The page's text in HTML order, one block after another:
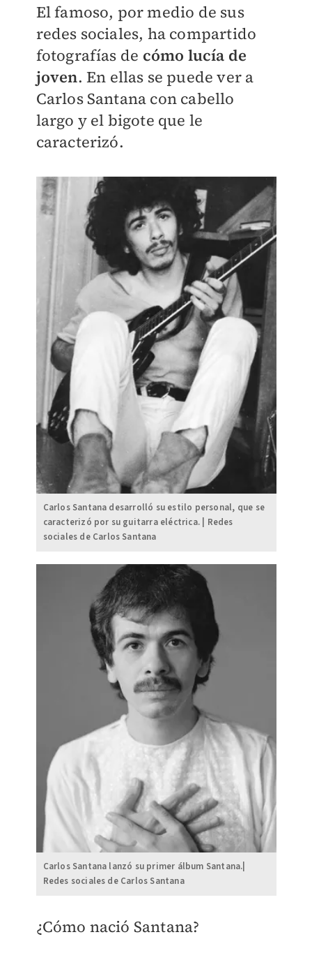
El famoso, por medio de sus
redes sociales, ha compartido
fotografías de cómo lucía de
joven. En ellas se puede ver a
Carlos Santana con cabello
largo y el bigote que le
caracterizó.
Carlos Santana desarrolló su estilo personal, que se
caracterizó por su guitarra eléctrica. | Redes
sociales de Carlos Santana
Carlos Santana lanzó su primer álbum Santana.|
Redes sociales de Carlos Santana
¿Cómo nació Santana?